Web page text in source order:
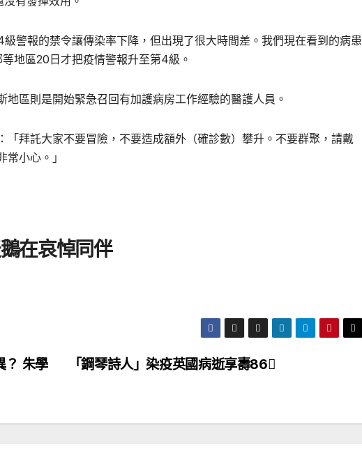
級警報的禁令讓傳染率下降，但出現了很大時間差。我們現在看到的病患
地區20日才把疫情警報升至第4級。
區則是開始緊急召回有加護病房工作經驗的醫護人員。
拜託大家不要冒險，不要造成額外（確診數）攀升。不要群聚，請戴
小心。」
在哀悼同伴
「鋼琴詩人」染疫英國病逝享壽86
？ 朱學